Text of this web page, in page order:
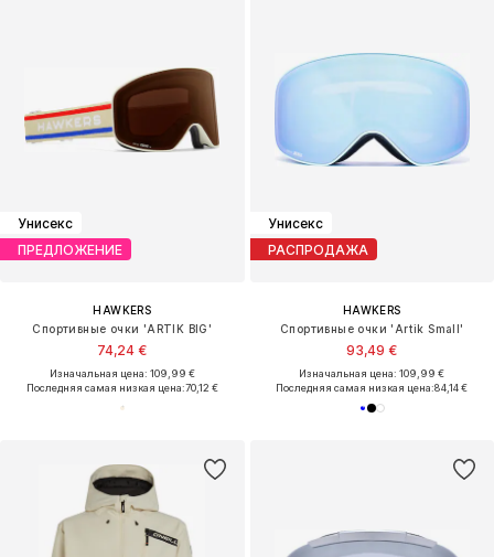
Унисекс
ПРЕДЛОЖЕНИЕ
HAWKERS
Спортивные очки 'ARTIK BIG'
74,24 €
Изначальная цена: 109,99 €
Последняя самая низкая цена:70,12 €
Унисекс
РАСПРОДАЖА
HAWKERS
Спортивные очки 'Artik Small'
93,49 €
Изначальная цена: 109,99 €
Последняя самая низкая цена:84,14 €